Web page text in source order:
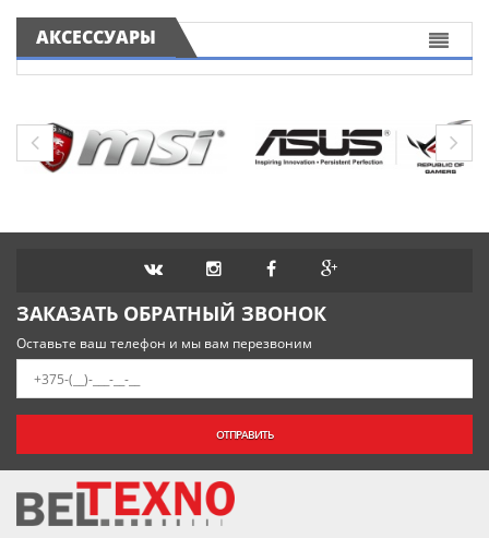
АКСЕССУАРЫ
ЗАКАЗАТЬ ОБРАТНЫЙ ЗВОНОК
Оставьте ваш телефон и мы вам перезвоним
ОТПРАВИТЬ